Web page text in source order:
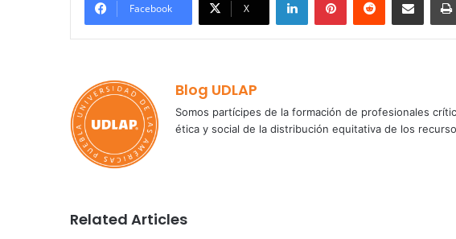
Facebook X
Blog UDLAP
Somos partícipes de la formación de profesionales
ética y social de la distribución equitativa de los
Related Articles